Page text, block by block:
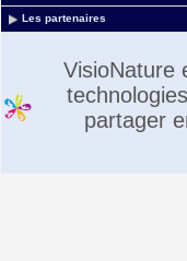
Les partenaires
VisioNature
partager